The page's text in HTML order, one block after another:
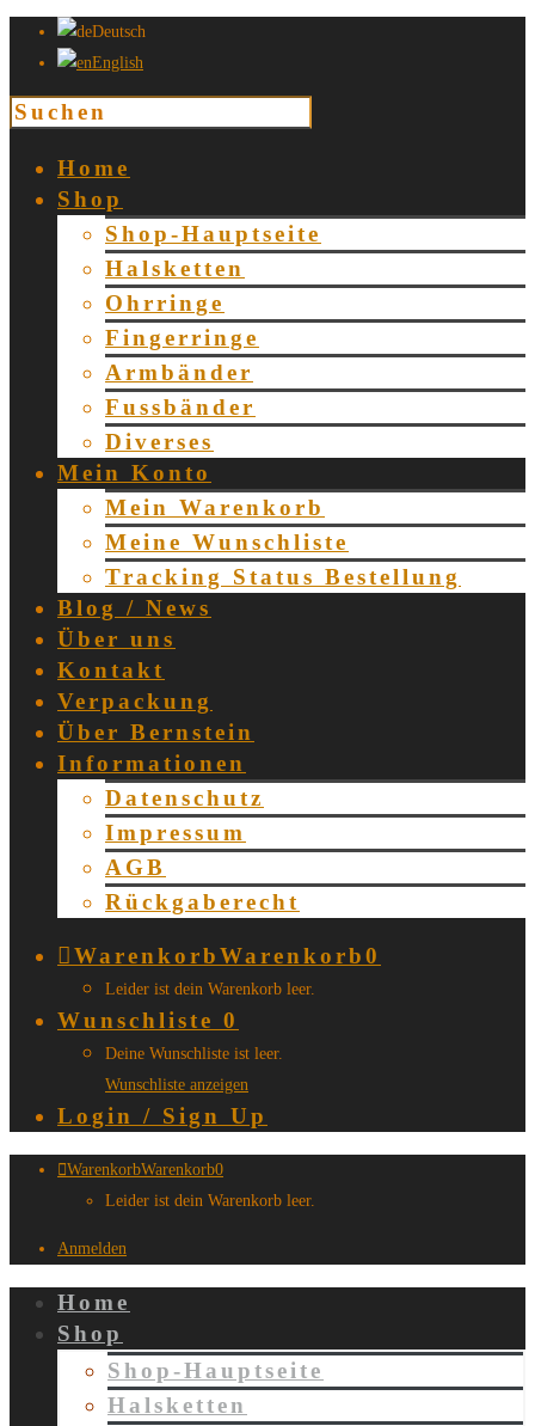
Deutsch
English
Home
Shop
Shop-Hauptseite
Halsketten
Ohrringe
Fingerringe
Armbänder
Fussbänder
Diverses
Mein Konto
Mein Warenkorb
Meine Wunschliste
Tracking Status Bestellung
Blog / News
Über uns
Kontakt
Verpackung
Über Bernstein
Informationen
Datenschutz
Impressum
AGB
Rückgaberecht
WarenkorbWarenkorb0
Leider ist dein Warenkorb leer.
Wunschliste 0
Deine Wunschliste ist leer.
Wunschliste anzeigen
Login / Sign Up
WarenkorbWarenkorb0
Leider ist dein Warenkorb leer.
Anmelden
Home
Shop
Shop-Hauptseite
Halsketten